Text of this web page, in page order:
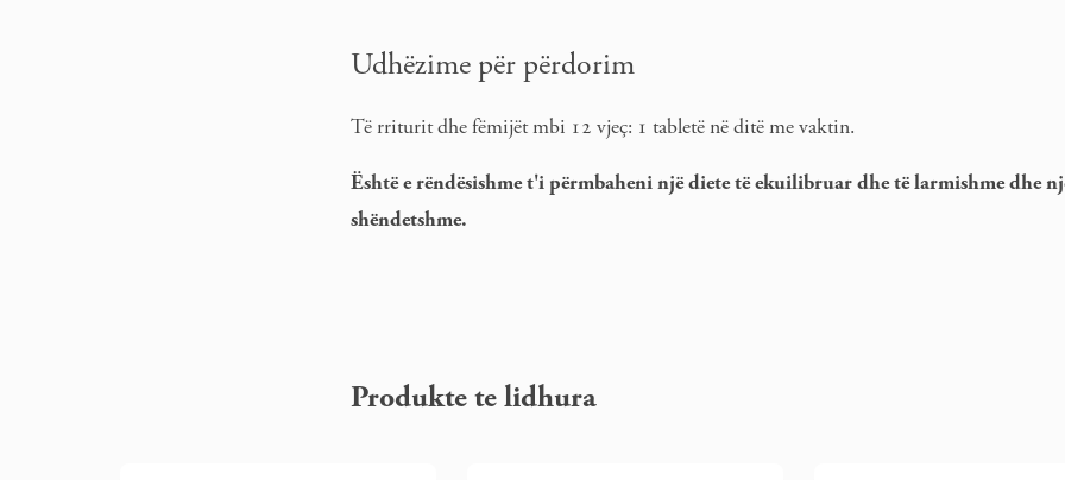
Udhëzime për përdorim
Të rriturit dhe fëmijët mbi 12 vjeç: 1 tabletë në ditë me vaktin.
Është e rëndësishme t'i përmbaheni një diete të ekuilibruar dhe të larmishme dhe
shëndetshme.
Produkte te lidhura